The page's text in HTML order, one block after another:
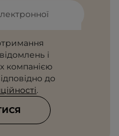
і
компанією
до
.